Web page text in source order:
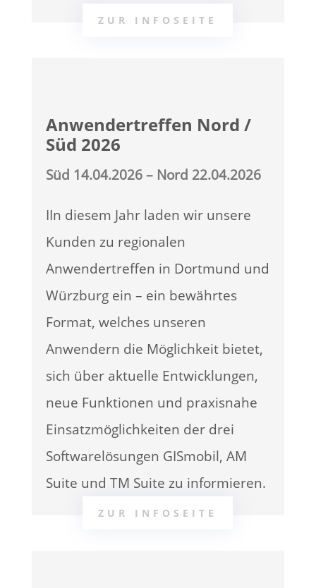
ZUR INFOSEITE
Anwendertreffen Nord /
Süd 2026
Süd 14.04.2026 – Nord 22.04.2026
IIn diesem Jahr laden wir unsere
Kunden zu regionalen
Anwendertreffen in Dortmund und
Würzburg ein – ein bewährtes
Format, welches unseren
Anwendern die Möglichkeit bietet,
sich über aktuelle Entwicklungen,
neue Funktionen und praxisnahe
Einsatzmöglichkeiten der drei
Softwarelösungen GISmobil, AM
Suite und TM Suite zu informieren.
ZUR INFOSEITE